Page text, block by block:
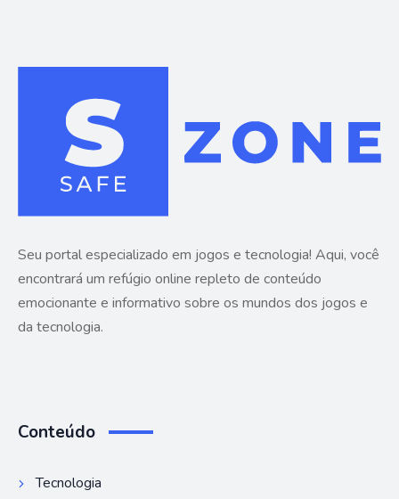
Seu portal especializado em jogos e tecnologia! Aqui, você
encontrará um refúgio online repleto de conteúdo
emocionante e informativo sobre os mundos dos jogos e
da tecnologia.
Conteúdo
Tecnologia